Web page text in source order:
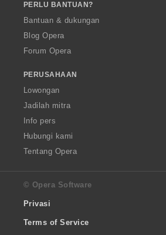
PERLU BANTUAN?
Bantuan & dukungan
Blog Opera
Forum Opera
PERUSAHAAN
Lowongan
Jadilah mitra
Info pers
Hubungi kami
Tentang Opera
© Opera Software
Privasi
Terms of Service